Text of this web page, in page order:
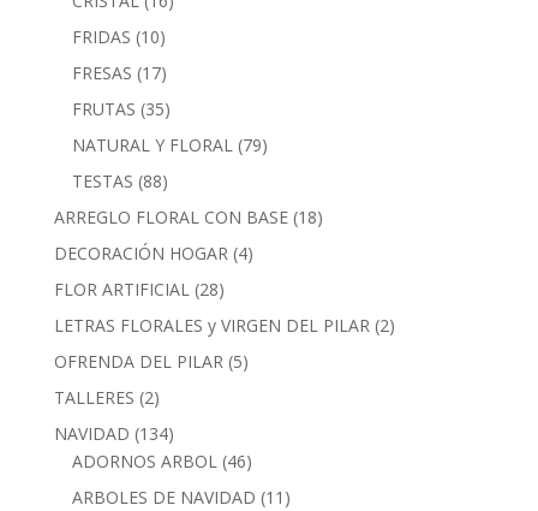
FRIDAS 1010
productos
FRESAS 1717
productos
FRUTAS 3535
productos
NATURAL Y FLORAL 7979
TESTAS 8888
productos
ARREGLO FLORAL CON BASE 1818
DECORACIÓN HOGAR 44
FLOR ARTIFICIAL 2828
productos
LETRAS FLORALES y VIRGEN DEL PILAR 22
OFRENDA DEL PILAR 55
TALLERES 22
productos
NAVIDAD 134134
productos
ADORNOS ARBOL 4646
productos
ARBOLES DE NAVIDAD 11 11